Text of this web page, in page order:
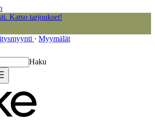
Katso tarjoukset!
· Myymälät
Haku